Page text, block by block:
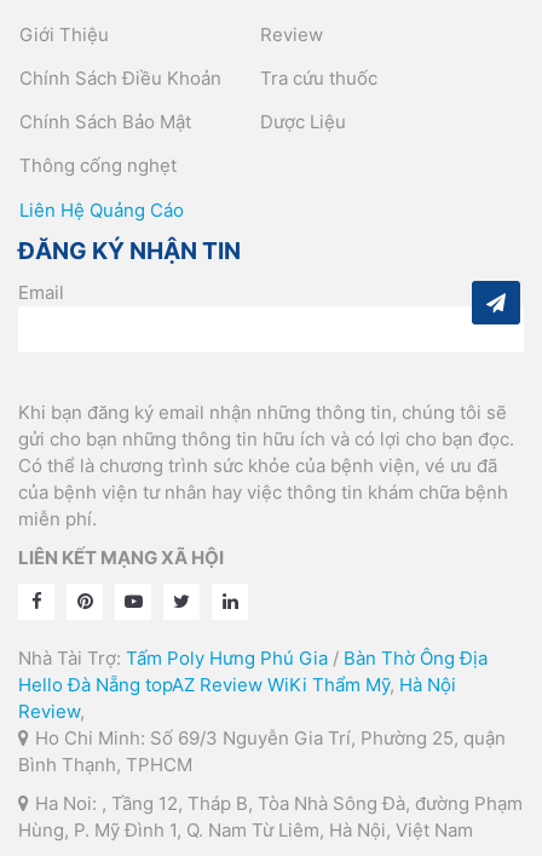
Giới Thiệu
Chính Sách Điều Khoản
Chính Sách Bảo Mật
Thông cống nghẹt
Review
Tra cứu thuốc
Dược Liệu
Liên Hệ Quảng Cáo
ĐĂNG KÝ NHẬN TIN
Email
Khi bạn đăng ký email nhận những thông tin, chúng tôi sẽ
gửi cho bạn những thông tin hữu ích và có lợi cho bạn đọc.
Có thể là chương trình sức khỏe của bệnh viện, vé ưu đã
của bệnh viện tư nhân hay việc thông tin khám chữa bệnh
miễn phí.
LIÊN KẾT MẠNG XÃ HỘI
Nhà Tài Trợ: Tấm Poly Hưng Phú Gia / Bàn Thờ Ông Địa
Hello Đà Nẵng topAZ Review WiKi Thẩm Mỹ, Hà Nội
Review,
Ho Chi Minh: Số 69/3 Nguyễn Gia Trí, Phường 25, quận
Bình Thạnh, TPHCM
Ha Noi: , Tầng 12, Tháp B, Tòa Nhà Sông Đà, đường Phạm
Hùng, P. Mỹ Đình 1, Q. Nam Từ Liêm, Hà Nội, Việt Nam